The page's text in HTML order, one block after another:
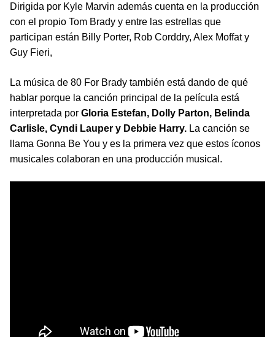
Dirigida por Kyle Marvin además cuenta en la producción
con el propio Tom Brady y entre las estrellas que
participan están Billy Porter, Rob Corddry, Alex Moffat y
Guy Fieri,
La música de 80 For Brady también está dando de qué
hablar porque la canción principal de la película está
interpretada por Gloria Estefan, Dolly Parton, Belinda
Carlisle, Cyndi Lauper y Debbie Harry. La canción se
llama Gonna Be You y es la primera vez que estos íconos
musicales colaboran en una producción musical.